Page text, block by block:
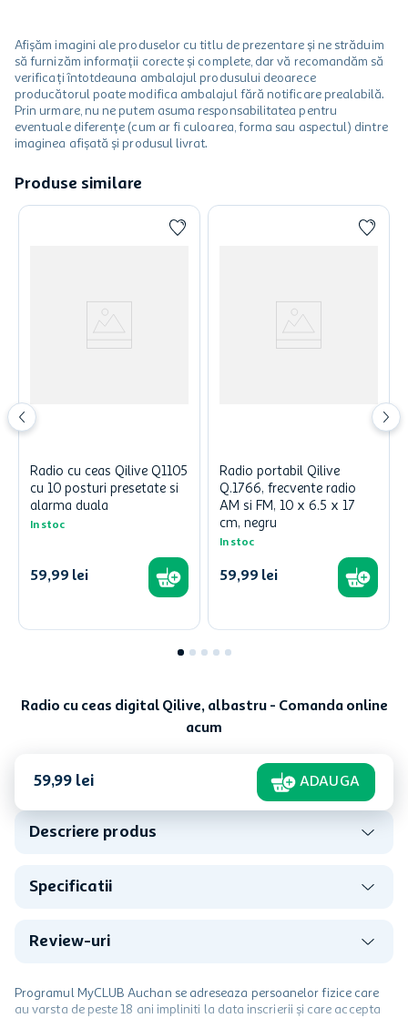
Afișăm imagini ale produselor cu titlu de prezentare și ne străduim
să furnizăm informații corecte și complete, dar vă recomandăm să
verificați întotdeauna ambalajul produsului deoarece
producătorul poate modifica ambalajul fără notificare prealabilă.
Prin urmare, nu ne putem asuma responsabilitatea pentru
eventuale diferențe (cum ar fi culoarea, forma sau aspectul) dintre
imaginea afișată și produsul livrat.
Produse similare
Radio cu ceas Qilive Q1105
cu 10 posturi presetate si
alarma duala
In stoc
59,99 lei
Radio portabil Qilive
Q.1766, frecvente radio
AM si FM, 10 x 6.5 x 17
cm, negru
In stoc
59,99 lei
Radio cu ceas digital Qilive, albastru - Comanda online
acum
59,99 lei ADAUGA
Descriere produs
Specificatii
Review-uri
Programul MyCLUB Auchan se adreseaza persoanelor fizice care
au varsta de peste 18 ani impliniti la data inscrierii și care accepta